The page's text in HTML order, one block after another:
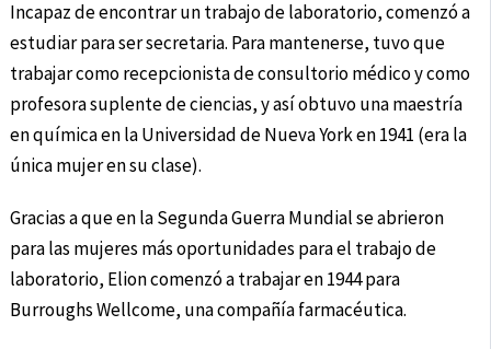
Incapaz de encontrar un trabajo de laboratorio, comenzó a
estudiar para ser secretaria. Para mantenerse, tuvo que
trabajar como recepcionista de consultorio médico y como
profesora suplente de ciencias, y así obtuvo una maestría
en química en la Universidad de Nueva York en 1941 (era la
única mujer en su clase).
Gracias a que en la Segunda Guerra Mundial se abrieron
para las mujeres más oportunidades para el trabajo de
laboratorio, Elion comenzó a trabajar en 1944 para
Burroughs Wellcome, una compañía farmacéutica.